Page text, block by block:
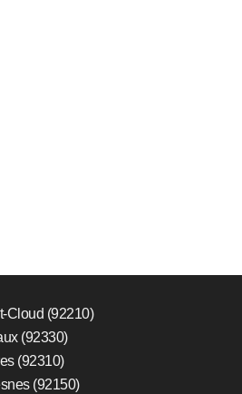
Cloud (92210)
(92330)
(92310)
(92150)